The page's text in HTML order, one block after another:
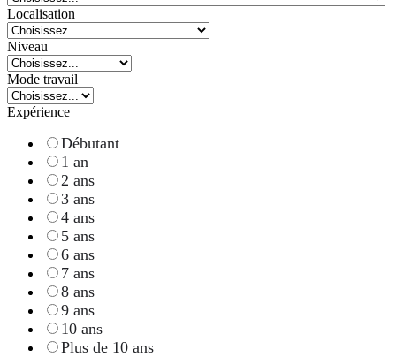
Localisation
Niveau
Mode travail
Expérience
Débutant
1 an
2 ans
3 ans
4 ans
5 ans
6 ans
7 ans
8 ans
9 ans
10 ans
Plus de 10 ans